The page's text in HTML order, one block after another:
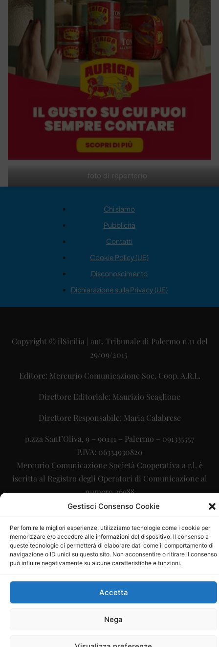
Gestisci Consenso Cookie
Per fornire le migliori esperienze, utilizziamo tecnologie come i cookie per
memorizzare e/o accedere alle informazioni del dispositivo. Il consenso a
queste tecnologie ci permetterà di elaborare dati come il comportamento di
navigazione o ID unici su questo sito. Non acconsentire o ritirare il consenso
può influire negativamente su alcune caratteristiche e funzioni.
Accetta
Nega
foto di repertorio
Chi siamo
Pubblicità
Contatti
Cookie Policy (UE)
Disconoscimento
Dichiarazione sulla Privacy (UE)
Copyright © ilSicilia | aut. Tribunale di Palermo n.11 del
29/09/2015
Editore: Mercurio Comunicazione Soc. Coop. A.R.L.
Direttore Editoriale: Maurizio Scaglione
Direttore Responsabile: Maria Calabrese
p.zza Sant’Oliva, 9 – 90141 – Palermo – 091335557
P.IVA: 06334930820
Mercurio Comunicazione Società Cooperativa a r.l. è
iscritta al Registro degli Operatori di Comunicazione al
numero 26988
Sito gestito da La Digitale srl – info@ladigitale.it